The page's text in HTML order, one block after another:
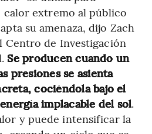
calor extremo al público
su amenaza, dijo Zach
de Investigación
Se producen cuando un
presiones se asienta
cociéndola bajo el
implacable del sol.
y puede intensificar la